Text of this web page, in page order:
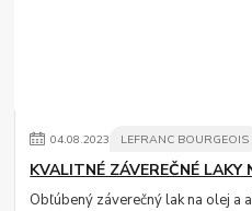
04.08.2023 LEFRANC BOURGEOIS
KVALITNÉ ZÁVEREČNÉ LAKY
Obľúbený záverečný lak na olej a